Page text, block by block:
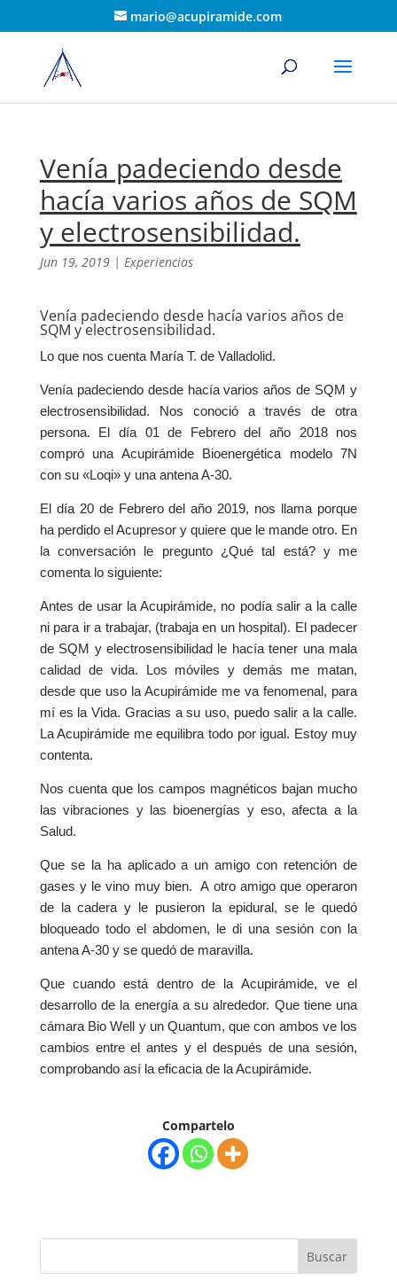
mario@acupiramide.com
Venía padeciendo desde
hacía varios años de SQM
y electrosensibilidad.
Jun 19, 2019| Experiencias
Venía padeciendo desde hacía varios años de
SQM y electrosensibilidad.
Lo que nos cuenta María T. de Valladolid.
Venía padeciendo desde hacía varios años de SQM y
electrosensibilidad. Nos conoció a través de otra
persona. El día 01 de Febrero del año 2018 nos
compró una Acupirámide Bioenergética modelo 7N
con su «Loqi» y una antena A-30.
El día 20 de Febrero del año 2019, nos llama porque
ha perdido el Acupresor y quiere que le mande otro. En
la conversación le pregunto ¿Qué tal está? y me
comenta lo siguiente:
Antes de usar la Acupirámide, no podía salir a la calle
ni para ir a trabajar, (trabaja en un hospital). El padecer
de SQM y electrosensibilidad le hacía tener una mala
calidad de vida. Los móviles y demás me matan,
desde que uso la Acupirámide me va fenomenal, para
mí es la Vida. Gracias a su uso, puedo salir a la calle.
La Acupirámide me equilibra todo por igual. Estoy muy
contenta.
Nos cuenta que los campos magnéticos bajan mucho
las vibraciones y las bioenergías y eso, afecta a la
Salud.
Que se la ha aplicado a un amigo con retención de
gases y le vino muy bien. A otro amigo que operaron
de la cadera y le pusieron la epidural, se le quedó
bloqueado todo el abdomen, le di una sesión con la
antena A-30 y se quedó de maravilla.
Que cuando está dentro de la Acupirámide, ve el
desarrollo de la energía a su alrededor. Que tiene una
cámara Bio Well y un Quantum, que con ambos ve los
cambios entre el antes y el después de una sesión,
comprobando así la eficacia de la Acupirámide.
Compartelo